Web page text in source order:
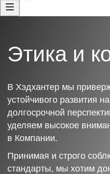
Этика и
В Хэдхантер мы
устойчивого развития
долгосрочной
уделяем высокое
в Компании.
Принимая и строго
стандарты, мы хотим